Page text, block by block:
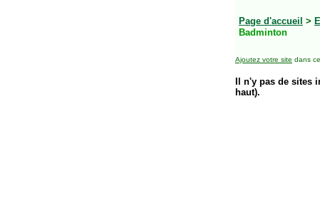
Page d'accueil >
Badminton
Ajoutez votre site dans
Il n'y pas de sites
haut).